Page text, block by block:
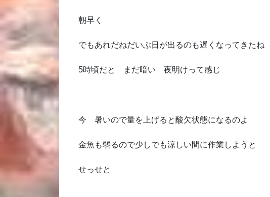
朝早く
でもあれだねだいぶ日が出るのも遅くなってきたね
5時頃だと まだ暗い 夜明けって感じ
今 暑いので量を上げると酸欠状態になるのよ
金魚も弱るので少しでも涼しい間に作業しようと
せっせと